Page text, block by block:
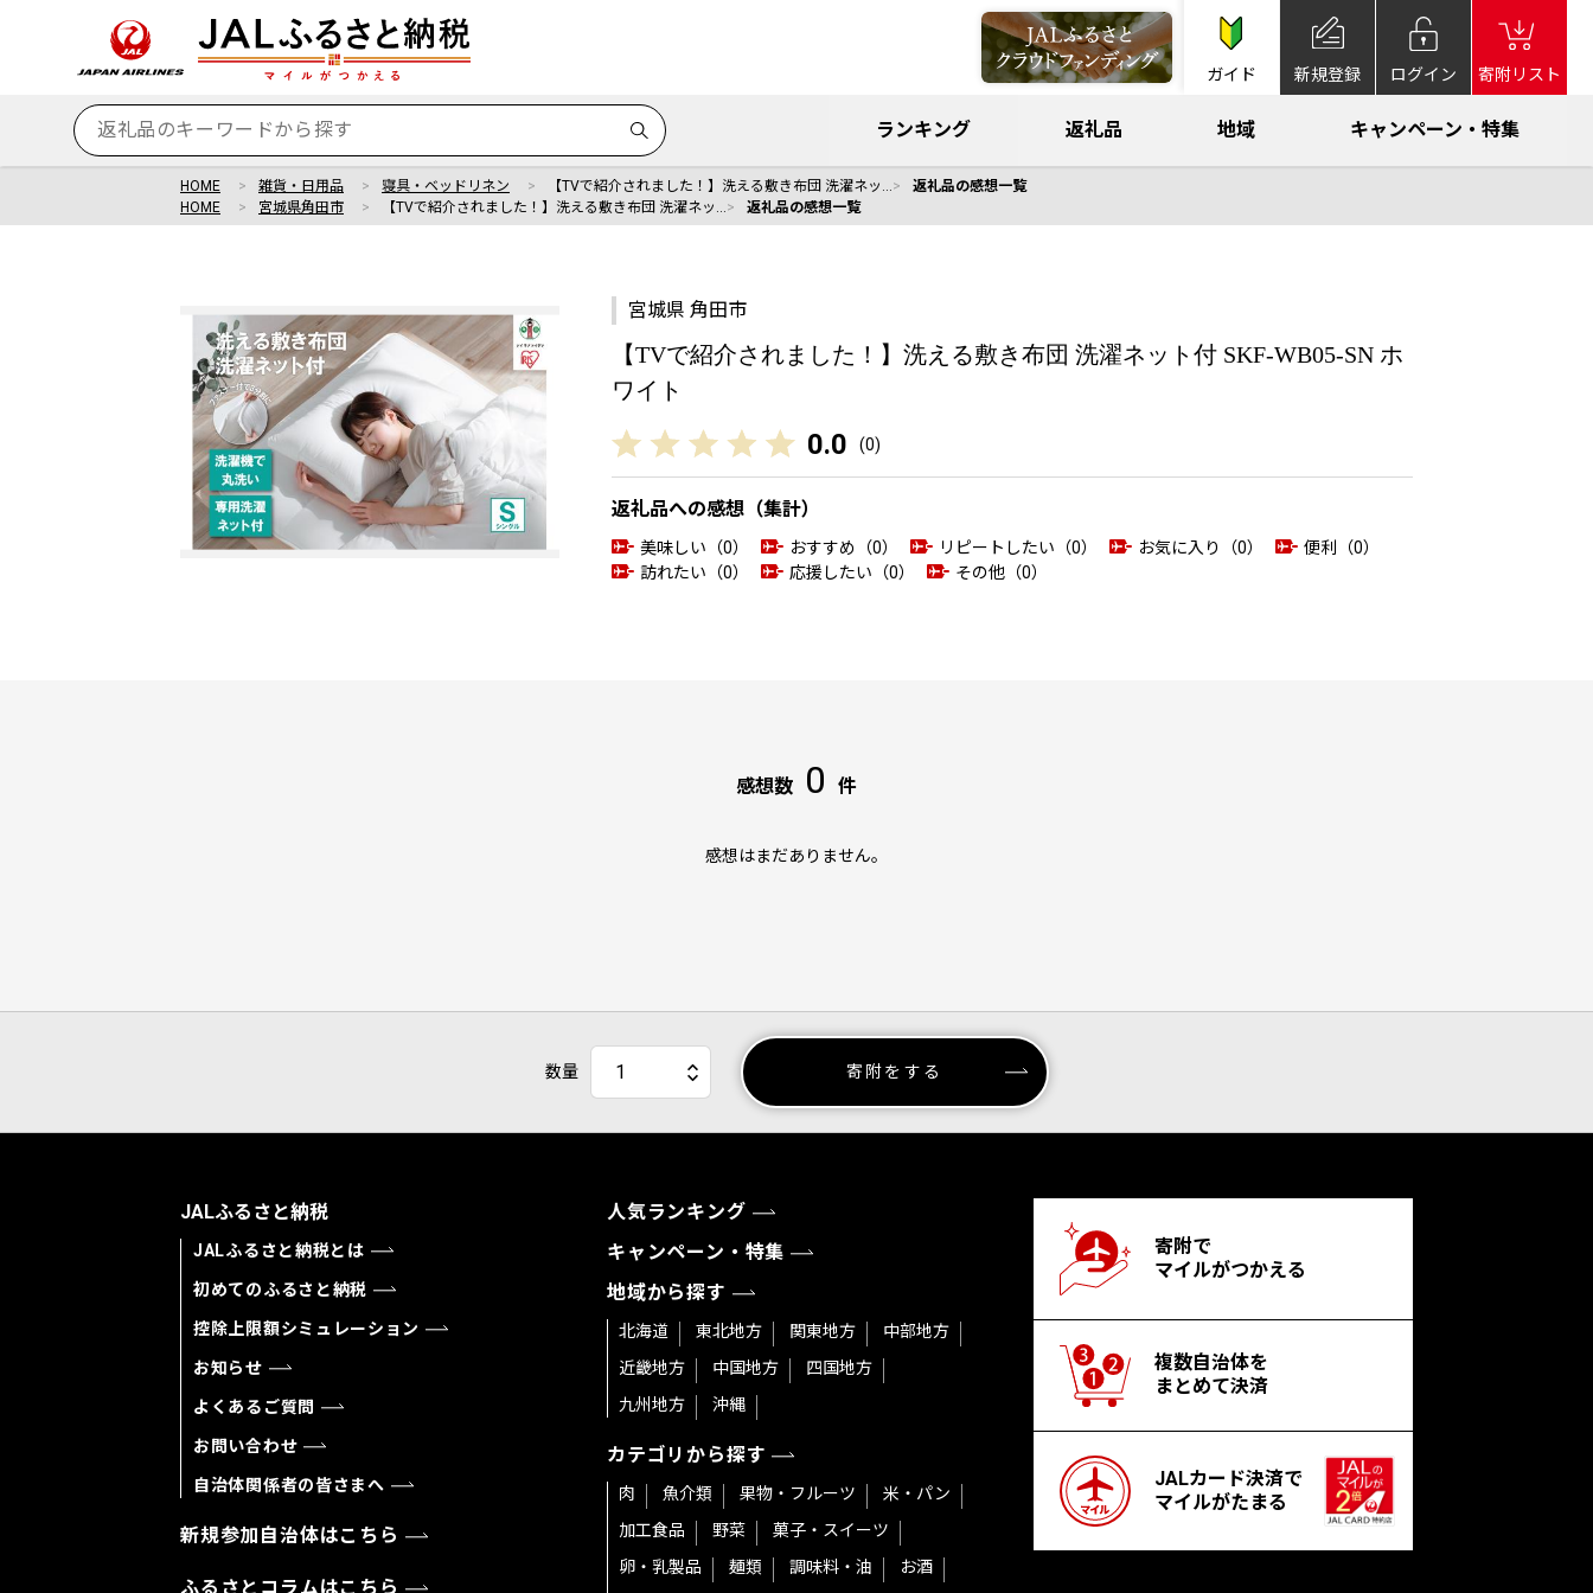
ガイド 新規登録 ログイン 寄附リスト
ランキング 返礼品 地域 キャンペーン・特集
HOME 雑貨・日用品 寝具・ベッドリネン 【TVで紹介されました！】洗える敷き布団 洗濯ネッ…
返礼品の感想一覧
HOME
宮城県角田市 【TVで紹介されました！】洗える敷き布団 洗濯ネッ… 返礼品の感想一覧
宮城県 角田市
【TVで紹介されました！】洗える敷き布団 洗濯ネット付 SKF-WB05-SN ホ
ワイト
0.0 (0)
返礼品への感想（集計）
美味しい（0） おすすめ（0） リピートしたい（0） お気に入り（0）
便利（0）
訪れたい（0）
応援したい（0） その他（0）
感想数 0 件
感想はまだありません。
数量 寄附をする
JALふるさと納税
JALふるさと納税とは
初めてのふるさと納税
控除上限額シミュレーション
お知らせ
よくあるご質問
お問い合わせ
自治体関係者の皆さまへ
新規参加自治体はこちら
ふるさとコラムはこちら
人気ランキング
キャンペーン・特集
地域から探す
北海道 東北地方 関東地方
中部地方
近畿地方
中国地方
四国地方
九州地方
沖縄
カテゴリから探す
肉 魚介類 果物・フルーツ
米・パン
加工食品
野菜
菓子・スイーツ
卵・乳製品
麺類 調味料・油 お酒
寄附で
マイルがつかえる
複数自治体を
まとめて決済
JALカード決済で
マイルがたまる